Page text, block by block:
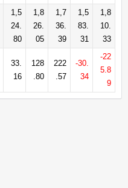
1,5
24.
80
1,8
26.
05
1,7
36.
39
1,5
83.
31
1,8
10.
33
33.
16
128
.80
222
.57
-30.
34
-22
5.8
9